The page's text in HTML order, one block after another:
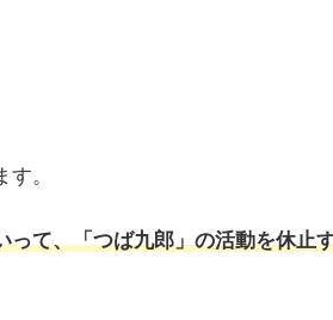
。
って、「つば九郎」の活動を休止